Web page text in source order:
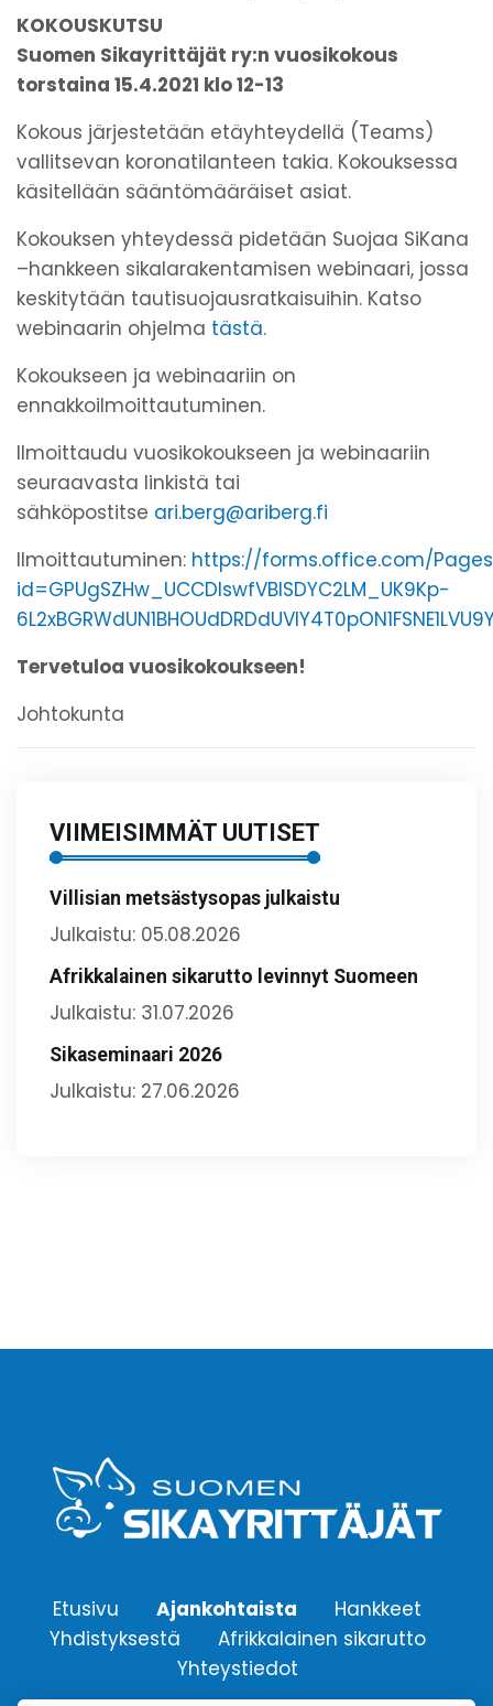
KOKOUSKUTSU
Suomen Sikayrittäjät ry:n vuosikokous
torstaina 15.4.2021 klo 12-13
Kokous järjestetään etäyhteydellä (Teams)
vallitsevan koronatilanteen takia. Kokouksessa
käsitellään sääntömääräiset asiat.
Kokouksen yhteydessä pidetään Suojaa SiKana
–hankkeen sikalarakentamisen webinaari, jossa
keskitytään tautisuojausratkaisuihin. Katso
webinaarin ohjelma tästä.
Kokoukseen ja webinaariin on
ennakkoilmoittautuminen.
Ilmoittaudu vuosikokoukseen ja webinaariin
seuraavasta linkistä tai
sähköpostitse ari.berg@ariberg.fi
Ilmoittautuminen: https://forms.office.com/
id=GPUgSZHw_UCCDlswfVBISDYC2LM_UK9Kp-
Tervetuloa vuosikokoukseen!
Johtokunta
VIIMEISIMMÄT UUTISET
Villisian metsästysopas julkaistu
Julkaistu: 05.08.2026
Afrikkalainen sikarutto levinnyt Suomeen
Julkaistu: 31.07.2026
Sikaseminaari 2026
Julkaistu: 27.06.2026
Etusivu Ajankohtaista
Hankkeet
Yhdistyksestä
Afrikkalainen sikarutto
Yhteystiedot